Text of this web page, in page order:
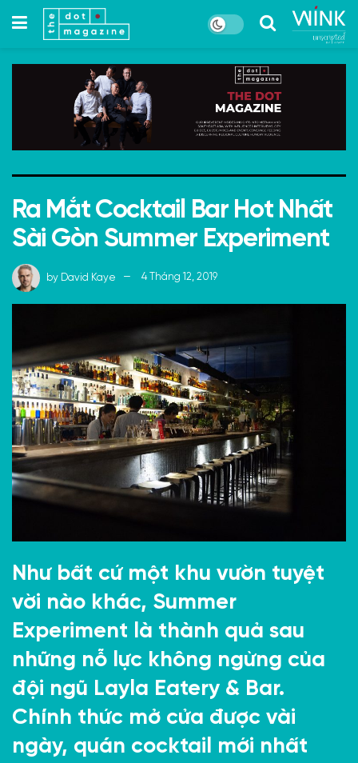
Ra Mắt Cocktail Bar Hot Nhất
Sài Gòn Summer Experiment
by David Kaye 4 Tháng 12, 2019
Như bất cứ một khu vườn tuyệt
vời nào khác, Summer
Experiment là thành quả sau
những nỗ lực không ngừng của
đội ngũ Layla Eatery & Bar.
Chính thức mở cửa được vài
ngày, quán cocktail mới nhất